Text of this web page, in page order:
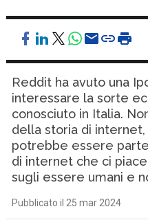
Reddit ha avuto una
interessare la sorte
conosciuto in Italia.
della storia di
potrebbe essere
di internet che ci
sugli essere umani e
Pubblicato il 25 mar 2024